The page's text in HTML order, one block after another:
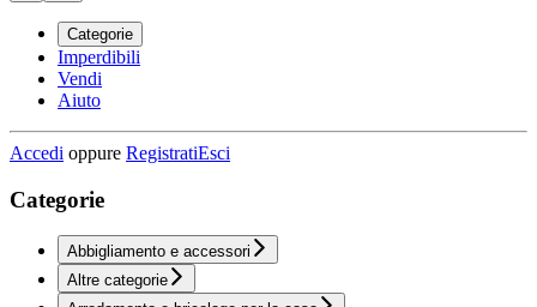
Categorie
Imperdibili
Vendi
Aiuto
Accedi oppure RegistratiEsci
Categorie
Abbigliamento e accessori
Altre categorie